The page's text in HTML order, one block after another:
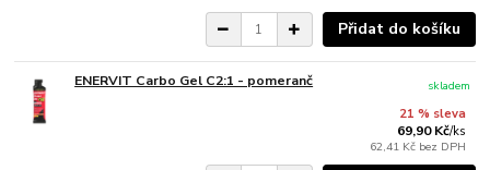
Přidat do košíku
ENERVIT Carbo Gel C2:1 - pomeranč
21 % sleva
69,90 Kč/ks
62,41 Kč bez DPH
skladem